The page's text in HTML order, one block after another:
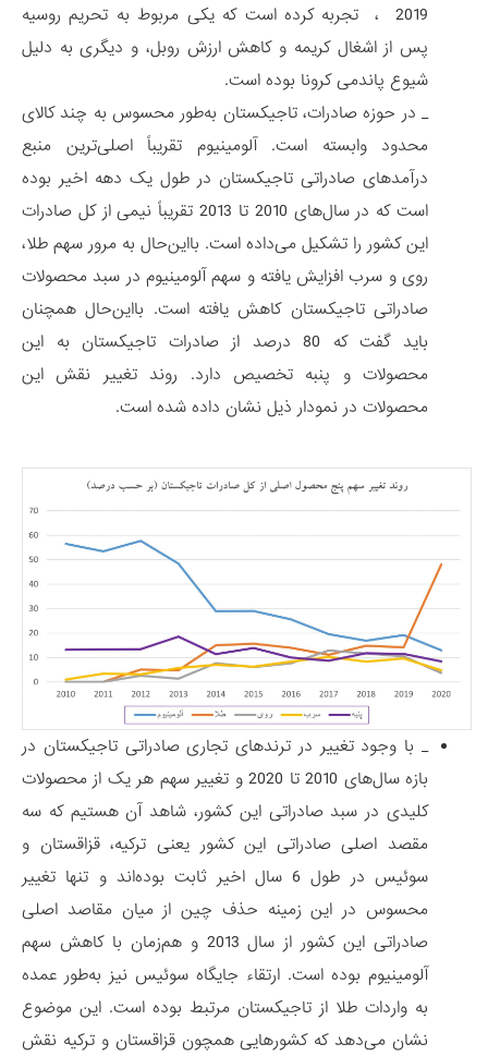
2019 ، تجربه کرده است که یکی مربوط به تحریم‌ روسیه
پس از اشغال کریمه و کاهش ارزش روبل، و دیگری به دلیل
شیوع پاندمی کرونا بوده است.
_ در حوزه صادرات، تاجیکستان به‌طور محسوس به چند کالای
محدود وابسته است. آلومینیوم تقریباً اصلی‌ترین منبع
درآمدهای صادراتی تاجیکستان در طول یک دهه اخیر بوده
است که در سال‌های 2010 تا 2013 تقریباً نیمی از کل صادرات
این کشور را تشکیل می‌داده است. بااین‌حال به مرور سهم طلا،
روی و سرب افزایش یافته و سهم آلومینیوم در سبد محصولات
صادراتی تاجیکستان کاهش یافته است. بااین‌حال همچنان
باید گفت که 80 درصد از صادرات تاجیکستان به این
محصولات و پنبه تخصیص دارد. روند تغییر نقش این
محصولات در نمودار ذیل نشان داده شده است.
_ با وجود تغییر در ترندهای تجاری صادراتی تاجیکستان در
بازه سال‌های 2010 تا 2020 و تغییر سهم هر یک از محصولات
کلیدی در سبد صادراتی این کشور، شاهد آن هستیم که سه
مقصد اصلی صادراتی این کشور یعنی ترکیه، قزاقستان و
سوئیس در طول 6 سال اخیر ثابت بوده‌اند و تنها تغییر
محسوس در این زمینه حذف چین از میان مقاصد اصلی
صادراتی این کشور از سال 2013 و هم‌زمان با کاهش سهم
آلومینیوم بوده است. ارتقاء جایگاه سوئیس نیز به‌طور عمده
به واردات طلا از تاجیکستان مرتبط بوده است. این موضوع
نشان می‌دهد که کشورهایی همچون قزاقستان و ترکیه نقش